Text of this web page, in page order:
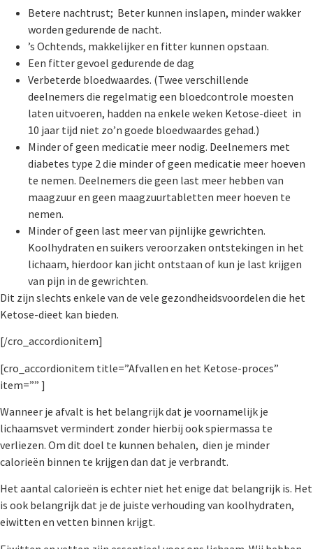
Betere nachtrust; Beter kunnen inslapen, minder wakker
worden gedurende de nacht.
’s Ochtends, makkelijker en fitter kunnen opstaan.
Een fitter gevoel gedurende de dag
Verbeterde bloedwaardes. (Twee verschillende
deelnemers die regelmatig een bloedcontrole moesten
laten uitvoeren, hadden na enkele weken Ketose-dieet in
10 jaar tijd niet zo’n goede bloedwaardes gehad.)
Minder of geen medicatie meer nodig. Deelnemers met
diabetes type 2 die minder of geen medicatie meer hoeven
te nemen. Deelnemers die geen last meer hebben van
maagzuur en geen maagzuurtabletten meer hoeven te
nemen.
Minder of geen last meer van pijnlijke gewrichten.
Koolhydraten en suikers veroorzaken ontstekingen in het
lichaam, hierdoor kan jicht ontstaan of kun je last krijgen
van pijn in de gewrichten.
Dit zijn slechts enkele van de vele gezondheidsvoordelen die het
Ketose-dieet kan bieden.
[/cro_accordionitem]
[cro_accordionitem title=”Afvallen en het Ketose-proces”
item=”” ]
Wanneer je afvalt is het belangrijk dat je voornamelijk je
lichaamsvet vermindert zonder hierbij ook spiermassa te
verliezen. Om dit doel te kunnen behalen, dien je minder
calorieën binnen te krijgen dan dat je verbrandt.
Het aantal calorieën is echter niet het enige dat belangrijk is. Het
is ook belangrijk dat je de juiste verhouding van koolhydraten,
eiwitten en vetten binnen krijgt.